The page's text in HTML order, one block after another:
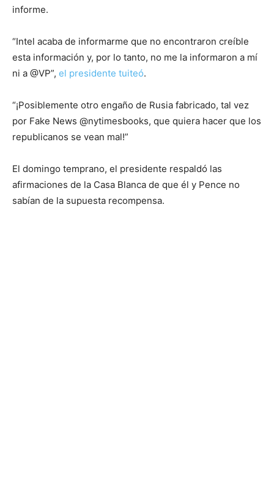
informe.
“Intel acaba de informarme que no encontraron creíble
esta información y, por lo tanto, no me la informaron a mí
ni a @VP”, el presidente tuiteó.
“¡Posiblemente otro engaño de Rusia fabricado, tal vez
por Fake News @nytimesbooks, que quiera hacer que los
republicanos se vean mal!”
El domingo temprano, el presidente respaldó las
afirmaciones de la Casa Blanca de que él y Pence no
sabían de la supuesta recompensa.